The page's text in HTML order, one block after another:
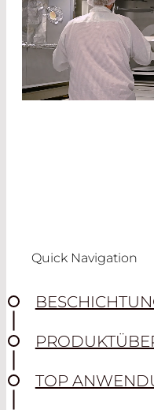
Quick Navigation
TOP